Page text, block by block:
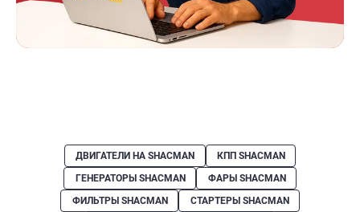
ДВИГАТЕЛИ НА SHACMAN
КПП SHACMAN
ГЕНЕРАТОРЫ SHACMAN
ФАРЫ SHACMAN
ФИЛЬТРЫ SHACMAN
СТАРТЕРЫ SHACMAN